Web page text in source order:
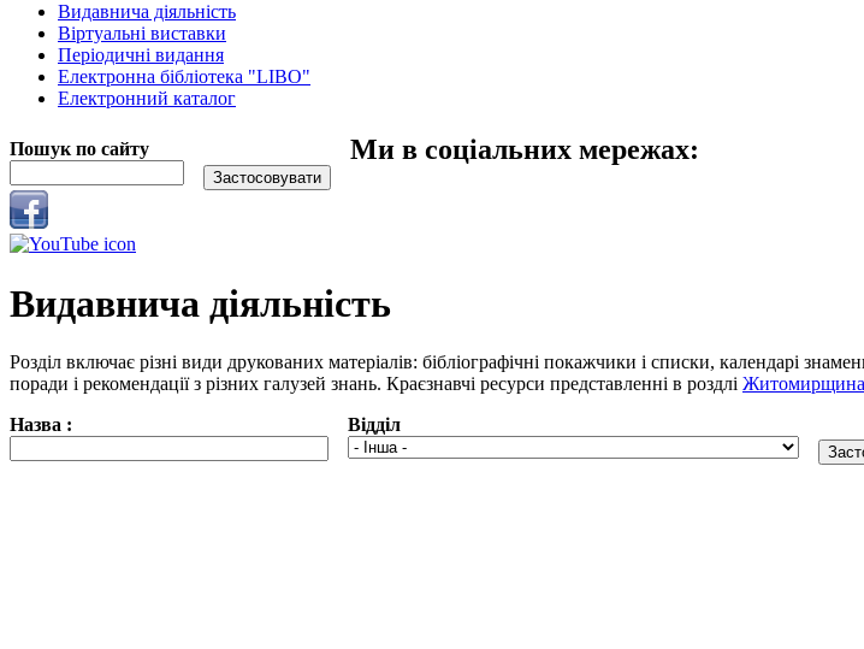
Видавнича діяльність
Віртуальні виставки
Періодичні видання
Електронна бібліотека "LIBO"
Електронний каталог
Пошук по сайту Ми в соціальних мережах:
Видавнича діяльність
Розділ включає різні види друкованих матеріалів: бібліографічні покажчики і списки, календарі
поради і рекомендації з різних галузей знань. Краєзнавчі ресурси представленні в роздлі Житомирщина
Назва :
Відділ